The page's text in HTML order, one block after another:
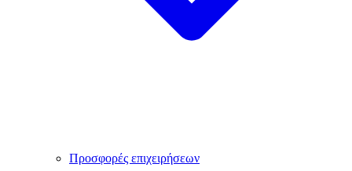
Προσφορές επιχειρήσεων